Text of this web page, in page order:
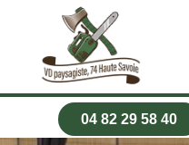
04 82 29 58 40